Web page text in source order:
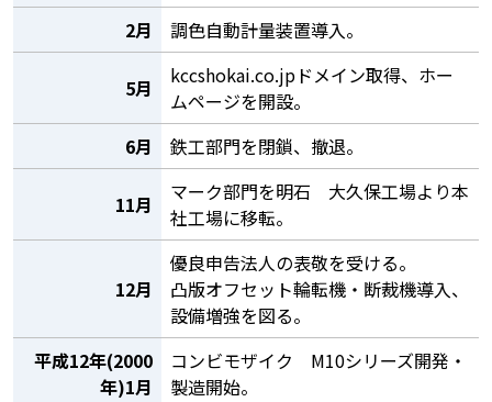
2月
調色自動計量装置導入。
5月
kccshokai.co.jpドメイン取得、ホー
ムページを開設。
6月
鉄工部門を閉鎖、撤退。
11月
マーク部門を明石 大久保工場より本
社工場に移転。
12月
優良申告法人の表敬を受ける。
凸版オフセット輪転機・断裁機導入、
設備増強を図る。
平成12年(2000
年)1月
コンビモザイク M10シリーズ開発・
製造開始。